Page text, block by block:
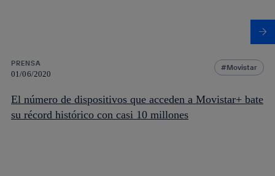
PRENSA
01/06/2020
Movistar
El número de dispositivos que acceden a Movistar+ bate
su récord histórico con casi 10 millones